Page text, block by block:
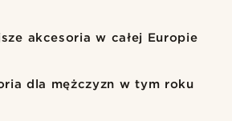
akcesoria w całej Europie
dla mężczyzn w tym roku